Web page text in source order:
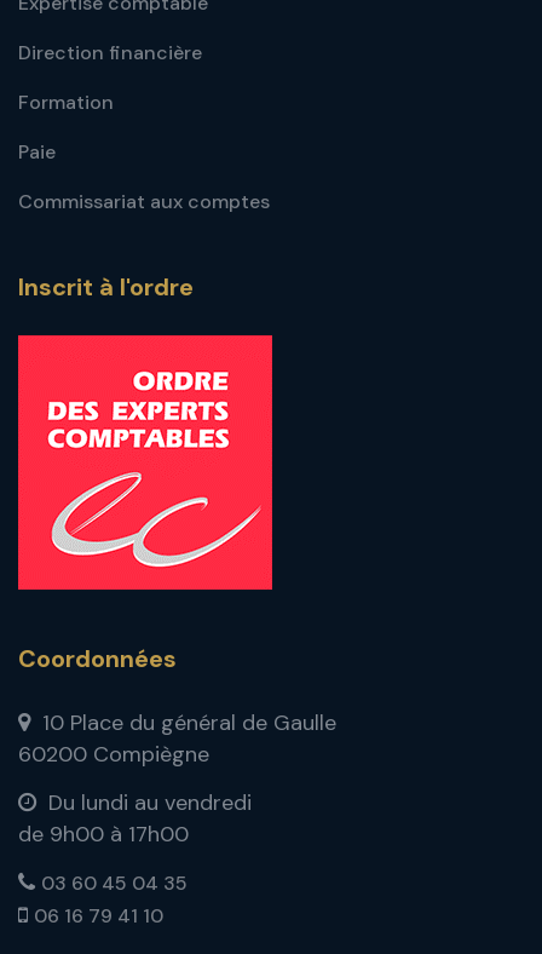
Direction financière
Formation
Paie
Commissariat aux comptes
Inscrit à l'ordre
Coordonnées
10 Place du général de Gaulle
60200 Compiègne
Du lundi au vendredi
de 9h00 à 17h00
03 60 45 04 35
06 16 79 41 10